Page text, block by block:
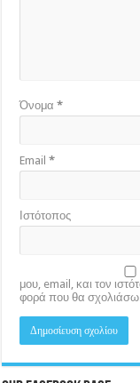
Όνομα*
Email*
Ιστότοπος
μου, email, και τον
φορά που θα